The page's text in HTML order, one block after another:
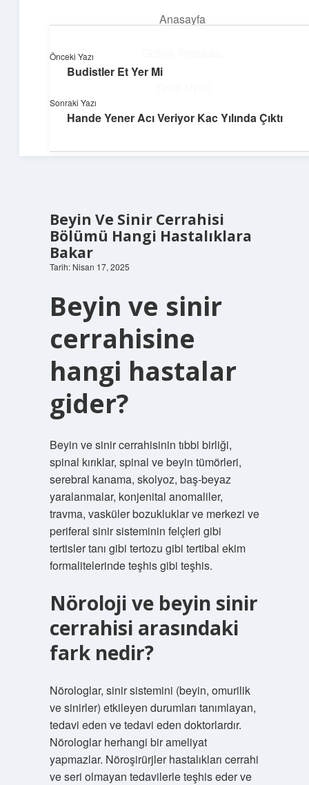
Anasayfa
Hakkımızda
Yaratıcı projelerle dünyanı inşa et!
Beyin Ve Sinir Cerrahisi
Bölümü Hangi Hastalıklara
Bakar
Tarih: Nisan 17, 2025
Beyin ve sinir
cerrahisine
hangi hastalar
gider?
Beyin ve sinir cerrahisinin tıbbi birliği,
spinal kırıklar, spinal ve beyin tümörleri,
serebral kanama, skolyoz, baş-beyaz
yaralanmalar, konjenital anomaliler,
travma, vasküler bozukluklar ve merkezi ve
periferal sinir sisteminin felçleri gibi
tertisler tanı gibi tertozu gibi tertibal ekim
formalitelerinde teşhis gibi teşhis.
Nöroloji ve beyin sinir
cerrahisi arasındaki
fark nedir?
Nörologlar, sinir sistemini (beyin, omurilik
ve sinirler) etkileyen durumları tanımlayan,
tedavi eden ve tedavi eden doktorlardır.
Nörologlar herhangi bir ameliyat
yapmazlar. Nöroşirürjler hastalıkları cerrahi
ve seri olmayan tedavilerle teşhis eder ve
Önceki Yazı
Budistler Et Yer Mi
Sonraki Yazı
Hande Yener Acı Veriyor Kac Yılında Çıktı